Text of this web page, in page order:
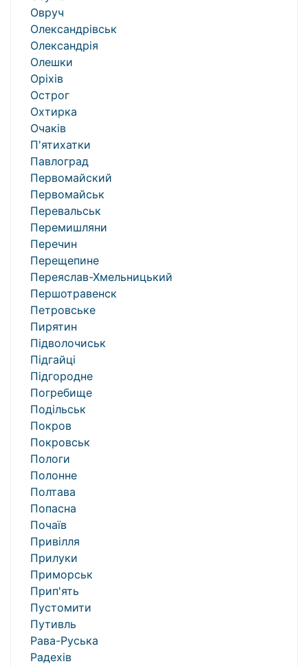
Овруч
Олександрівськ
Олександрія
Олешки
Оріхів
Острог
Охтирка
Очаків
П'ятихатки
Павлоград
Первомайский
Первомайськ
Перевальськ
Перемишляни
Перечин
Перещепине
Переяслав-Хмельницький
Першотравенск
Петровське
Пирятин
Підволочиськ
Підгайці
Підгородне
Погребище
Подільськ
Покров
Покровськ
Пологи
Полонне
Полтава
Попасна
Почаїв
Привілля
Прилуки
Приморськ
Прип'ять
Пустомити
Путивль
Рава-Руська
Радехів